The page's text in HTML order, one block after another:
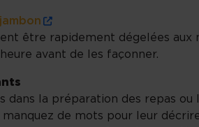
être rapidement dégelées
avant de les façonner.
dans la préparation des repas ou
de mots pour leur